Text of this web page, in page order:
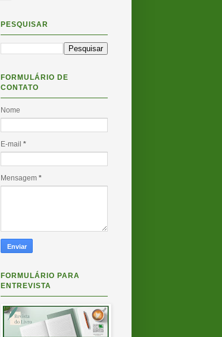
PESQUISAR
FORMULÁRIO DE
CONTATO
Nome
E-mail *
Mensagem *
FORMULÁRIO PARA
ENTREVISTA